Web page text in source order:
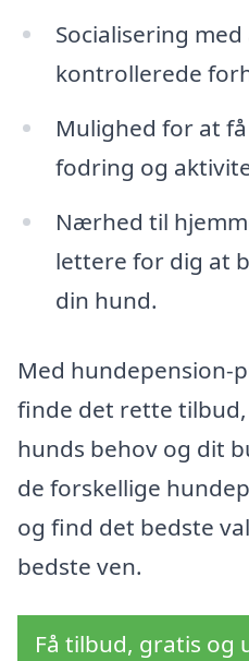
Socialisering
kontrollerede
Mulighed for at
fodring og
Nærhed til
lettere for dig at
din hund.
Med hundepension-
finde det rette
hunds behov og dit
de forskellige
og find det bedste
bedste ven.
Få tilbud, gratis og